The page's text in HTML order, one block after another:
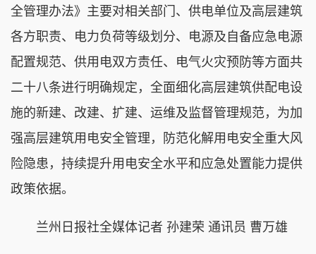
全管理办法》主要对相关部门、供电单位及高层建筑
各方职责、电力负荷等级划分、电源及自备应急电源
配置规范、供用电双方责任、电气火灾预防等方面共
二十八条进行明确规定，全面细化高层建筑供配电设
施的新建、改建、扩建、运维及监督管理规范，为加
强高层建筑用电安全管理，防范化解用电安全重大风
险隐患，持续提升用电安全水平和应急处置能力提供
政策依据。
兰州日报社全媒体记者 孙建荣 通讯员 曹万雄